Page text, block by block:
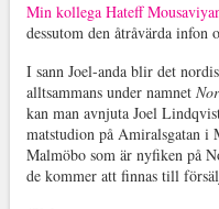
Min kollega Hateff
dessutom den åtråvärda infon
I sann Joel-anda blir det
alltsammans under namnet
kan man avnjuta Joel
matstudion på Amiralsgatan i
Malmöbo som är nyfiken på
de kommer att finnas till